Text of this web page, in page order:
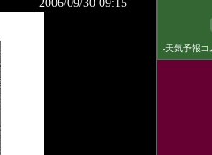
2006/09/30 09:15
-天気予報コ